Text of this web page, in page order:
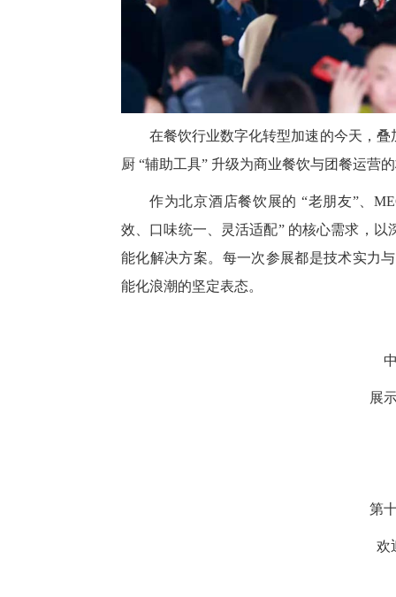
在餐饮行业数字化转型加速的今天，
厨 “辅助工具” 升级为商业餐饮与团餐运营
作为北京酒店餐饮展的 “老朋友”、
效、口味统一、灵活适配” 的核心需求，
能化解决方案。每一次参展都是技术实力
能化浪潮的坚定表态。
展
第
欢